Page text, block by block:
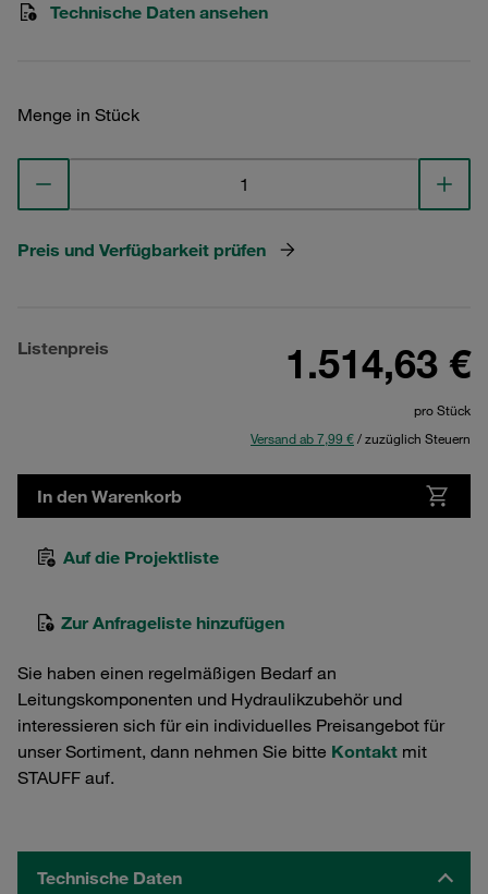
Technische Daten ansehen
Menge in Stück
Preis und Verfügbarkeit prüfen
Listenpreis 1.514,63 €
pro Stück
Versand ab 7,99 €/ zuzüglich Steuern
In den Warenkorb
Auf die Projektliste
Zur Anfrageliste hinzufügen
Sie haben einen regelmäßigen Bedarf an
Leitungskomponenten und Hydraulikzubehör und
interessieren sich für ein individuelles Preisangebot für
unser Sortiment, dann nehmen Sie bitte Kontakt mit
STAUFF auf.
Technische Daten